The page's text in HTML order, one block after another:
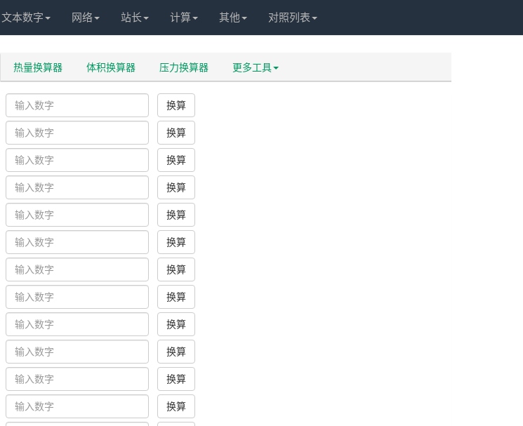
文本数字 网络 站长 计算 其他 对照列表
热量换算器 体积换算器 压力换算器 更多工具
换算
换算
换算
换算
换算
换算
换算
换算
换算
换算
换算
换算